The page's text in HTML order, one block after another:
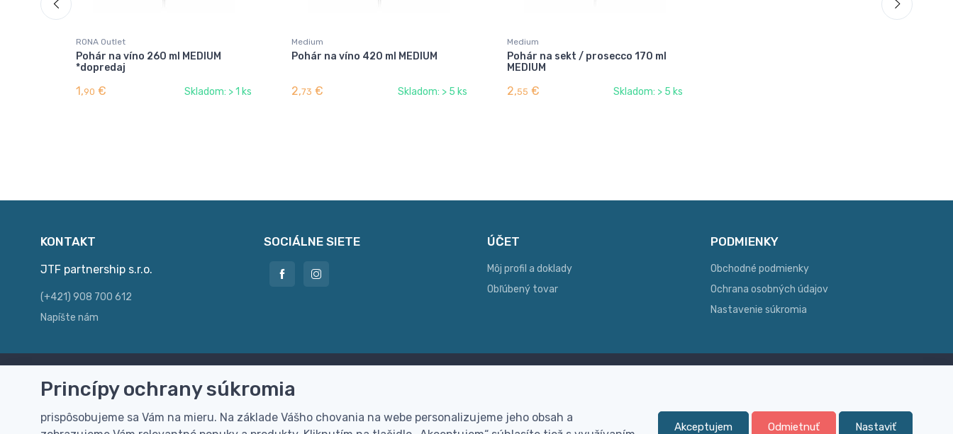
RONA Outlet
Pohár na víno 260 ml MEDIUM
*dopredaj
1,90 € Skladom: > 1 ks
Medium
Pohár na víno 420 ml MEDIUM
2,73 € Skladom: > 5 ks
Medium
Pohár na sekt / prosecco 170 ml
MEDIUM
2,55 € Skladom: > 5 ks
KONTAKT
JTF partnership s.r.o.
(+421) 908 700 612
Napíšte nám
SOCIÁLNE SIETE ÚČET
Môj profil a doklady
Obľúbený tovar
PODMIENKY
Obchodné podmienky
Ochrana osobných údajov
Nastavenie súkromia
Doprava zdarma
100 EUR (bez DPH)
prevodom alebo na dobierku
Vyrobíme Vám vlastný originálny
darček
Široký sortiment, z ktorého Vám
pomôžeme vybrať
Princípy ochrany súkromia
prispôsobujeme sa Vám na mieru. Na základe Vášho chovania na webe personalizujeme jeho obsah a
Akceptujem Odmietnuť Nastaviť